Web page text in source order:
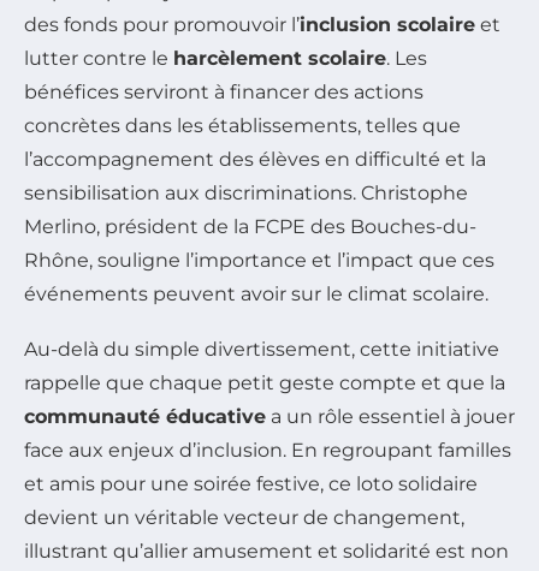
des fonds pour promouvoir l’inclusion scolaire et
lutter contre le harcèlement scolaire. Les
bénéfices serviront à financer des actions
concrètes dans les établissements, telles que
l’accompagnement des élèves en difficulté et la
sensibilisation aux discriminations. Christophe
Merlino, président de la FCPE des Bouches-du-
Rhône, souligne l’importance et l’impact que ces
événements peuvent avoir sur le climat scolaire.
Au-delà du simple divertissement, cette initiative
rappelle que chaque petit geste compte et que la
communauté éducative a un rôle essentiel à jouer
face aux enjeux d’inclusion. En regroupant familles
et amis pour une soirée festive, ce loto solidaire
devient un véritable vecteur de changement,
illustrant qu’allier amusement et solidarité est non